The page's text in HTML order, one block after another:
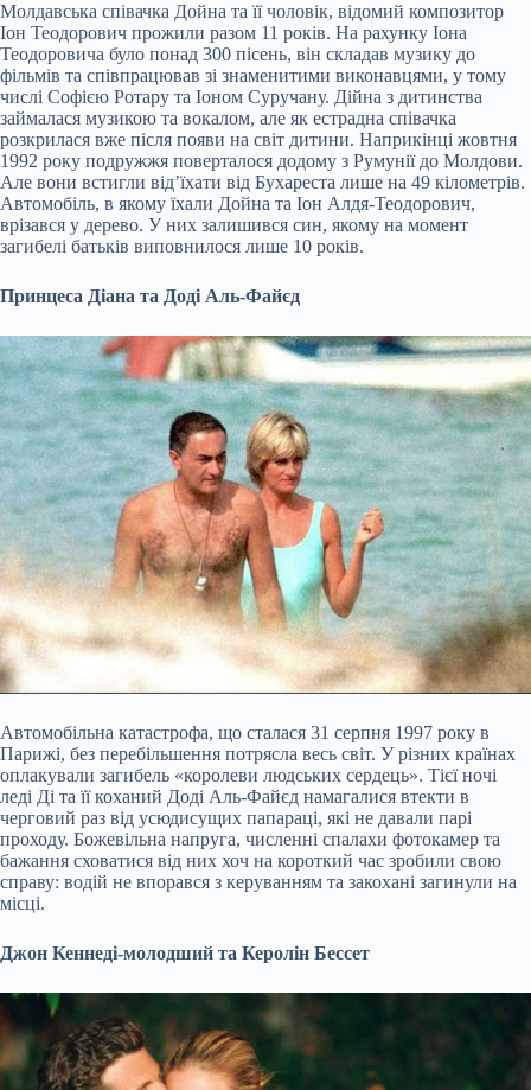
Молдавська співачка Дойна та її чоловік, відомий композитор
Іон Теодорович прожили разом 11 років. На рахунку Іона
Теодоровича було понад 300 пісень, він складав музику до
фільмів та співпрацював зі знаменитими виконавцями, у тому
числі Софією Ротару та Іоном Суручану. Дійна з дитинства
займалася музикою та вокалом, але як естрадна співачка
розкрилася вже після появи на світ дитини. Наприкінці жовтня
1992 року подружжя поверталося додому з Румунії до Молдови.
Але вони встигли від’їхати від Бухареста лише на 49 кілометрів.
Автомобіль, в якому їхали Дойна та Іон Алдя-Теодорович,
врізався у дерево. У них залишився син, якому на момент
загибелі батьків виповнилося лише 10 років.
Принцеса Діана та Доді Аль-Файєд
Автомобільна катастрофа, що сталася 31 серпня 1997 року в
Парижі, без перебільшення потрясла весь світ. У різних країнах
оплакували загибель «королеви людських сердець». Тієї ночі
леді Ді та її коханий Доді Аль-Файєд намагалися втекти в
черговий раз від усюдисущих папараці, які не давали парі
проходу. Божевільна напруга, численні спалахи фотокамер та
бажання сховатися від них хоч на короткий час зробили свою
справу: водій не впорався з керуванням та закохані загинули на
місці.
Джон Кеннеді-молодший та Керолін Бессет